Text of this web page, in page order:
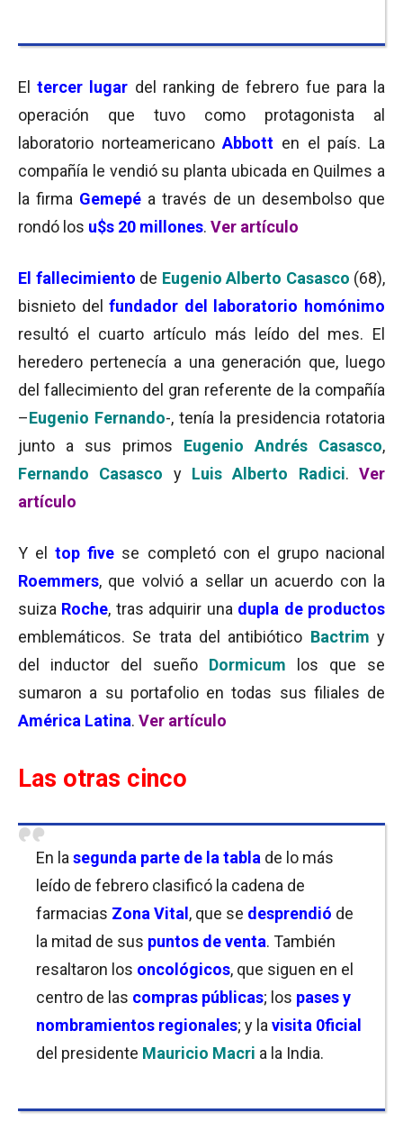
Eltercer lugar del ranking de febrero fue para la
operación que tuvo como protagonista al
laboratorio norteamericanoAbbott en el país. La
compañía le vendió su planta ubicada en Quilmes a
la firma Gemepé a través de un desembolso que
rondó los u$s 20 millones. Ver artículo
El fallecimiento de Eugenio Alberto Casasco (68),
bisnieto del fundador del laboratorio homónimo
resultó el cuarto artículo más leído del mes. El
heredero pertenecía a una generación que, luego
del fallecimiento del gran referente de la compañía
–Eugenio Fernando-, tenía la presidencia rotatoria
junto a sus primos Eugenio Andrés Casasco,
Fernando Casasco yLuis Alberto Radici.Ver
artículo
Y eltop five se completó con el grupo nacional
Roemmers, que volvió a sellar un acuerdo con la
suiza Roche, tras adquirir una dupla de productos
emblemáticos. Se trata del antibiótico Bactrim y
del inductor del sueño Dormicum
los que se
sumaron a su portafolio en todas sus filiales de
América Latina. Ver artículo
Las otras cinco
En la segunda parte de la tabla de lo más
leído de febrero clasificó la cadena de
farmacias Zona Vital , que se desprendió de
la mitad de sus puntos de venta. También
resaltaron los oncológicos, que siguen en el
centro de las compras públicas; los pases y
nombramientos regionales; y la visita 0ficial
del presidente Mauricio Macri a la India.